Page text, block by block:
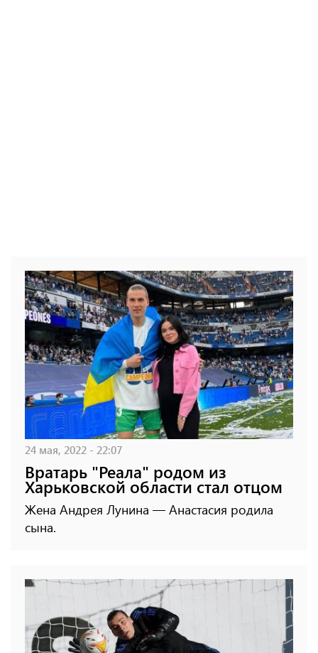
24 мая, 2022 - 22:07
Вратарь "Реала" родом из
Харьковской области стал отцом
Жена Андрея Лунина — Анастасия родила
сына.